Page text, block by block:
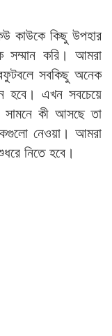
কাউকে কিছু উপহার
সম্মান করি। আমরা
সবকিছু অনেক
হবে। এখন সবচেয়ে
সামনে কী আসছে তা
নেওয়া। আমরা
নিতে হবে।